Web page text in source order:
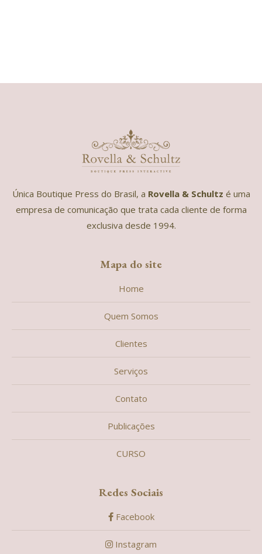
Única Boutique Press do Brasil, a Rovella & Schultz é uma
empresa de comunicação que trata cada cliente de forma
exclusiva desde 1994.
Mapa do site
Home
Quem Somos
Clientes
Serviços
Contato
Publicações
CURSO
Redes Sociais
Facebook
Instagram